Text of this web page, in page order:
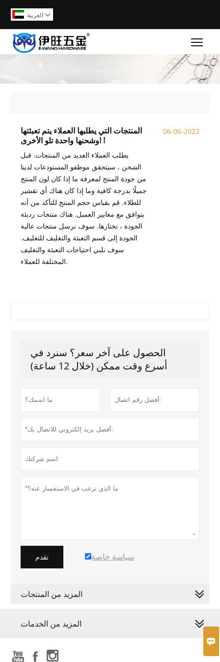

العربية 
المنتجات التي يطلبها العملاء يتم تعبئتها
وشحنها واحدة تلو الأخرى! !
يطلب العملاء العديد من المنتجات. قبل
الشحن ، سيتحقق موظفو المستودعات لدينا
من جودة المنتج لمعرفة ما إذا كان لون المنتج
جميلًا بدرجة كافية وما إذا كان هناك أي تقشير
للطلاء. قم بقياس حجم المنتج للتأكد من أنه
يتوافق مع معايير العميل. هناك منتجات رديئة
الجودة ، نختارها. سوف نرسل منتجات عالية
الجودة إلى قسم التعبئة والتغليف للتغليف.
سوف نلبي احتياجات التعبئة والتغليف
المختلفة للعملاء.
06-06-2022
الحصول على آخر سعر؟ سنرد في
أسرع وقت ممكن (خلال 12 ساعة)
تقدم سياسة خاصة
المزيد من المنتجات
المزيد من الخدمات
  